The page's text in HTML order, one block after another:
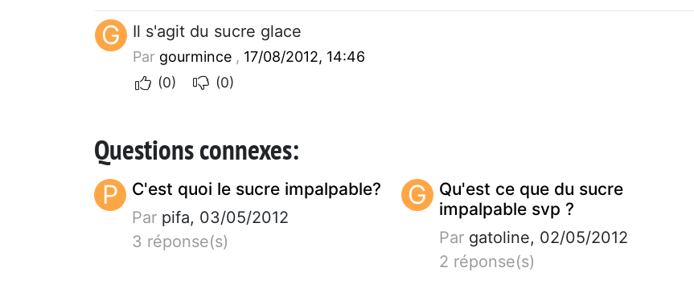
G Il s'agit du sucre glace
Par gourmince , 17/08/2012, 14:46
(0)
(0)
Questions connexes:
P C'est quoi le sucre impalpable?
Par pifa, 03/05/2012
3 réponse(s)
G
Qu'est ce que du sucre
impalpable svp ?
Pargatoline, 02/05/2012
2 réponse(s)